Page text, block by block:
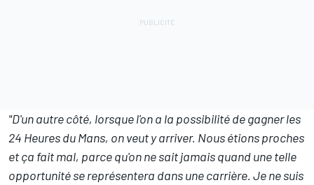
"D'un autre côté, lorsque l'on a la possibilité de gagner les
24 Heures du Mans, on veut y arriver. Nous étions proches
et ça fait mal, parce qu'on ne sait jamais quand une telle
opportunité se représentera dans une carrière. Je ne suis